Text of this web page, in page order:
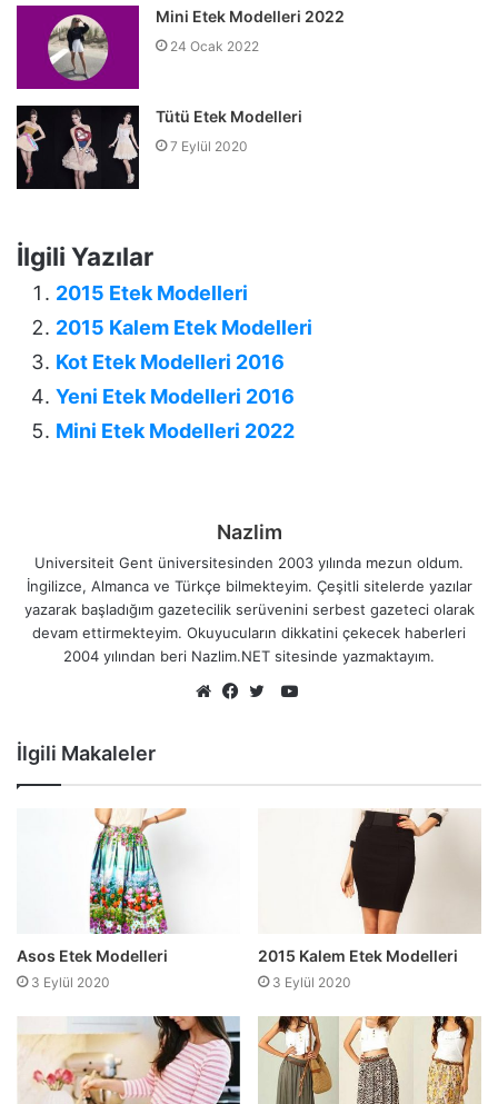
Mini Etek Modelleri 2022
24 Ocak 2022
Tütü Etek Modelleri
7 Eylül 2020
İlgili Yazılar
2015 Etek Modelleri
2015 Kalem Etek Modelleri
Kot Etek Modelleri 2016
Yeni Etek Modelleri 2016
Mini Etek Modelleri 2022
Nazlim
Universiteit Gent üniversitesinden 2003 yılında mezun oldum.
İngilizce, Almanca ve Türkçe bilmekteyim. Çeşitli sitelerde yazılar
yazarak başladığım gazetecilik serüvenini serbest gazeteci olarak
devam ettirmekteyim. Okuyucuların dikkatini çekecek haberleri
2004 yılından beri Nazlim.NET sitesinde yazmaktayım.
YouTube
İlgili Makaleler
Asos Etek Modelleri
3 Eylül 2020
2015 Kalem Etek Modelleri
3 Eylül 2020